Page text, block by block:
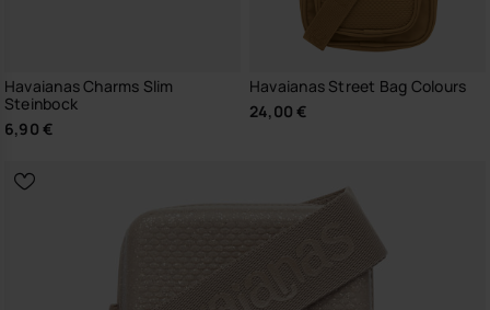
Havaianas Charms Slim
Steinbock
6,90 €
Havaianas Street Bag Colours
24,00 €